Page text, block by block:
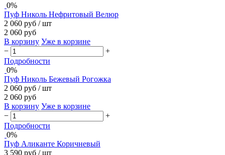
0%
Пуф Николь Нефритовый Велюр
2 060 руб / шт
2 060 руб
В корзину Уже в корзине
−
+
Подробности
0%
Пуф Николь Бежевый Рогожка
2 060 руб / шт
2 060 руб
В корзину Уже в корзине
−
+
Подробности
0%
Пуф Аликанте Коричневый
3 590 руб / шт